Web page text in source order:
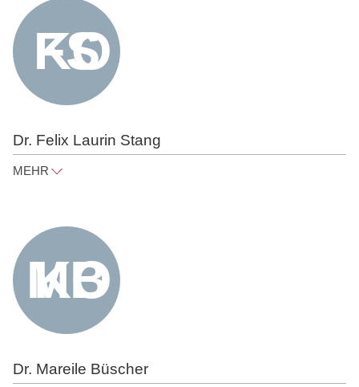
Tel +49 30 818 550 353
Dr. Felix Laurin Stang
MEHR
Tel +49 30 818 550 393
Dr. Mareile Büscher